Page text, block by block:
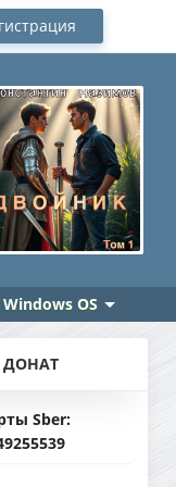
Windows OS
ДОНАТ
Sber: